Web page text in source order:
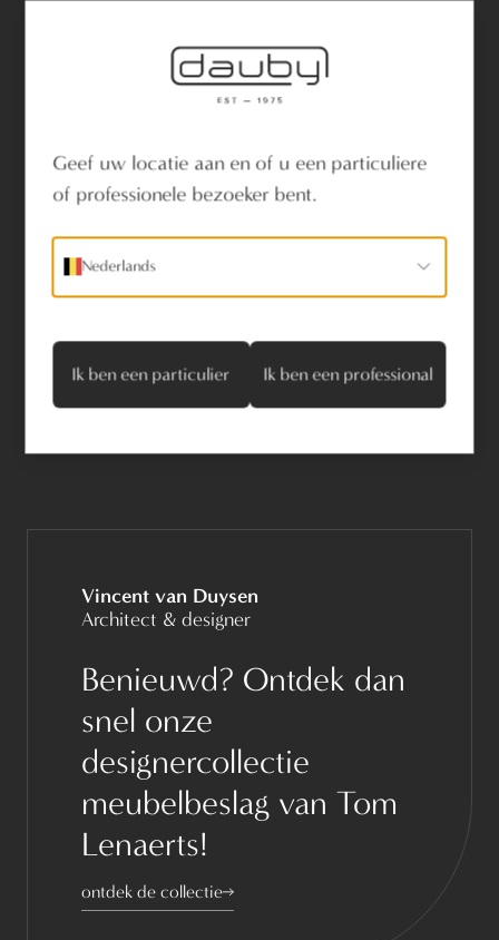
Zijn ontwerp is de basis voor tal van deur-, raam-
en meubelbeslag dat nu inzes materialen
Verouderd IJzer
Ruw Metaal
Ruw Brons
Ruw Brons Gepolijst
Mat Wit Brons
Vincent van Duysen
Architect & designer
Benieuwd? Ontdek dan
snel onze
designercollectie
meubelbeslag van Tom
Lenaerts!
ontdek de collectie
Geef uw locatie aan en of u een particuliere
of professionele bezoeker bent.
Nederlands
Ik ben een particulier Ik ben een professional